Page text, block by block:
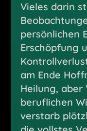
Vieles darin
persönlichen
Erschöpfung
am Ende
Heilung, aber
beruflichen
verstarb